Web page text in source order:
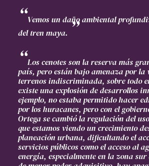
Vemos un daño ambiental
del tren maya.
Los cenotes son la reserva más
país, pero están bajo amenaza por la
terrenos indiscriminada, sobre todo
existe una explosión de desarrollos
ejemplo, no estaba permitido hacer
por los huracanes, pero con el
Ortega se cambió la regulación del
que estamos viendo un crecimiento
planeación urbana, dificultando el
servicios públicos como el acceso al
energía, especialmente en la zona sur